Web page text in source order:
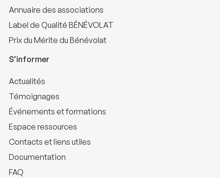
Annuaire des associations
Label de Qualité BÉNÉVOLAT
Prix du Mérite du Bénévolat
S’informer
Actualités
Témoignages
Événements et formations
Espace ressources
Contacts et liens utiles
Documentation
FAQ